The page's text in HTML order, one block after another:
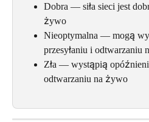
Dobra — siła sieci jest
żywo
Nieoptymalna — mogą
przesyłaniu i odtwarzaniu
Zła — wystąpią
odtwarzaniu na żywo